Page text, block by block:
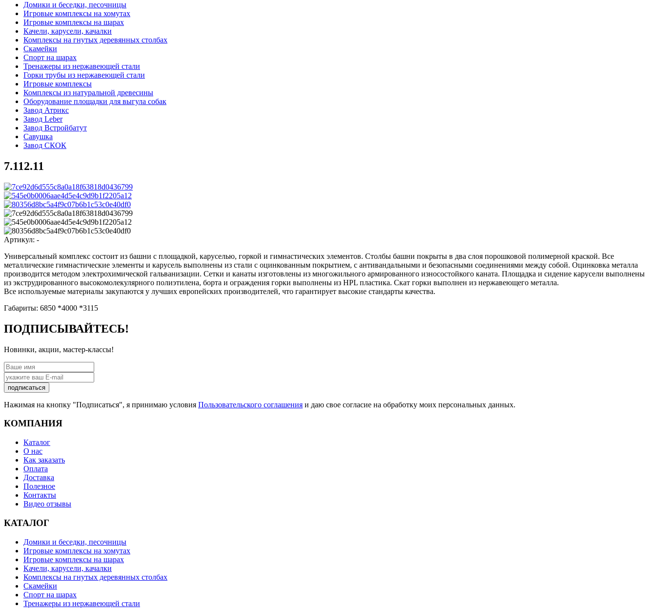
Домики и беседки, песочницы
Игровые комплексы на хомутах
Игровые комплексы на шарах
Качели, карусели, качалки
Комплексы на гнутых деревянных столбах
Скамейки
Спорт на шарах
Тренажеры из нержавеющей стали
Горки трубы из нержавеющей стали
Игровые комплексы
Комплексы из натуральной древесины
Оборудование площадки для выгула собак
Завод Атрикс
Завод Leber
Завод Встройбатут
Савушка
Завод СКОК
7.112.11
Артикул: -
Универсальный комплекс состоит из башни с площадкой, каруселью, горкой и гимнастических элементов. Столбы башни покрыты в два слоя порошковой полимерной краской. Все
металлические гимнастические элементы и карусель выполнены из стали с оцинкованным покрытием, с антивандальными и безопасными соединениями между собой. Оцинковка металла
производится методом электрохимической гальванизации. Сетки и канаты изготовлены из многожильного армированного износостойкого каната. Площадка и сидение карусели выполнены
из экструдированного высокомолекулярного полиэтилена, борта и ограждения горки выполнены из HPL пластика. Скат горки выполнен из нержавеющего металла.
Все используемые материалы закупаются у лучших европейских производителей, что гарантирует высокие стандарты качества.
Габариты: 6850 *4000 *3115
ПОДПИСЫВАЙТЕСЬ!
Новинки, акции, мастер-классы!
подписаться
Нажимая на кнопку "Подписаться", я принимаю условия Пользовательского соглашения и даю свое согласие на обработку моих персональных данных.
КОМПАНИЯ
Каталог
О нас
Как заказать
Оплата
Доставка
Полезное
Контакты
Видео отзывы
КАТАЛОГ
Домики и беседки, песочницы
Игровые комплексы на хомутах
Игровые комплексы на шарах
Качели, карусели, качалки
Комплексы на гнутых деревянных столбах
Скамейки
Спорт на шарах
Тренажеры из нержавеющей стали